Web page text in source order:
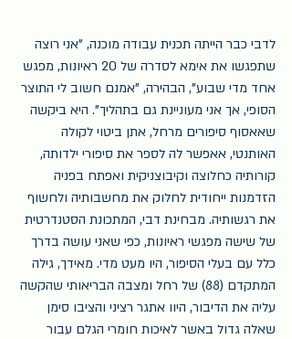
לדבי כבר הייתה תכנית עבודה מוכנה, "אני רוצה
שתפגשו את אימא לסדרה של 20 ראיונות, מפגש
אחד מדי שבוע", הבהירה, "אמנם חשוב לי התוצר
הסופי, אך אני מעוניינת גם בתהליך". היא ביקשה
שאאסוף סיפורים מרחל, אתן ביטוי לקולה
האותנטי, אאפשר לה לספר את סיפורי ילדותה,
קורותיה כחלוצה וקיבוצניקית ואפתח בפניה
הזדמנות ייחודית לחלוק את מחשבותיה ולחשוף
את רגשותיה. מבחינת דבי, המתכונת הסטנדרטית
של שישה מפגשי ראיונות, כפי שאני עושה בדרך
כלל עם בעלי הסיפור, היו מעט מדי. מאידך, גילה
המתקדם (88) של רחל ומצבה הבריאותי שהקשה
עליה את הדיבור, היוו אתגר רציני והציבו סימן
שאלה גדול באשר לאיכות חומרי הגלם עבור